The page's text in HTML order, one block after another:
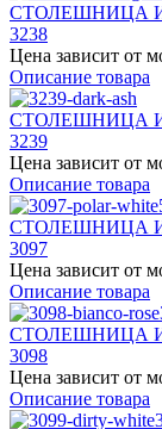
СТОЛЕШНИЦА
3238
Цена зависит от
Описание товара
СТОЛЕШНИЦА
3239
Цена зависит от
Описание товара
СТОЛЕШНИЦА
3097
Цена зависит от
Описание товара
СТОЛЕШНИЦА
3098
Цена зависит от
Описание товара